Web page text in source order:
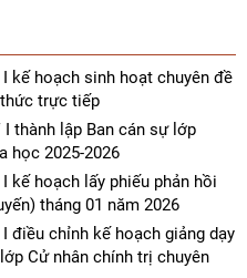
kế hoạch sinh hoạt chuyên đề
trực tiếp
thành lập Ban cán sự lớp
học 2025-2026
kế hoạch lấy phiếu phản hồi
tháng 01 năm 2026
điều chỉnh kế hoạch giảng dạy
Cử nhân chính trị chuyên